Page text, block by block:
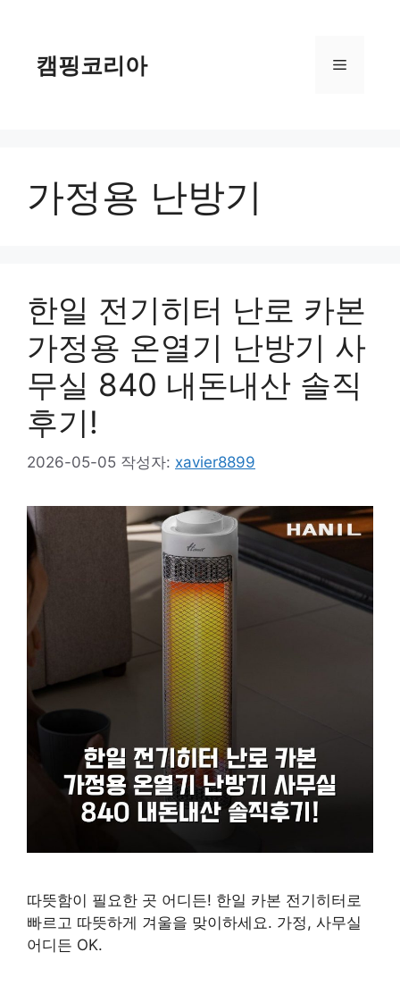
캠핑코리아 메
가정용 난방기
한일 전기히터 난로 카본
가정용 온열기 난방기 사
무실 840 내돈내산 솔직
후기!
2026-05-05 작성자: xavier8899
따뜻함이 필요한 곳 어디든! 한일 카본 전기히터로
빠르고 따뜻하게 겨울을 맞이하세요. 가정, 사무실
어디든 OK.